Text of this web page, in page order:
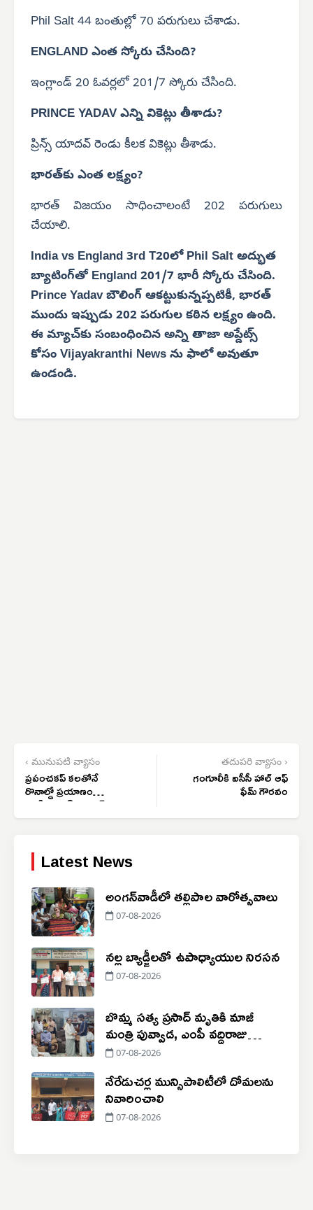
Phil Salt 44 బంతుల్లో 70 పరుగులు చేశాడు.
ENGLAND ఎంత స్కోరు చేసింది?
ఇంగ్లాండ్ 20 ఓవర్లలో 201/7 స్కోరు చేసింది.
PRINCE YADAV ఎన్ని వికెట్లు తీశాడు?
ప్రిన్స్ యాదవ్ రెండు కీలక వికెట్లు తీశాడు.
భారత్‌కు ఎంత లక్ష్యం?
భారత్ విజయం సాధించాలంటే 202 పరుగులు
చేయాలి.
India vs England 3rd T20లో Phil Salt అద్భుత
బ్యాటింగ్‌తో England 201/7 భారీ స్కోరు చేసింది.
Prince Yadav బౌలింగ్ ఆకట్టుకున్నప్పటికీ, భారత్
ముందు ఇప్పుడు 202 పరుగుల కఠిన లక్ష్యం ఉంది.
ఈ మ్యాచ్‌కు సంబంధించిన అన్ని తాజా అప్డేట్స్
కోసం Vijayakranthi News ను ఫాలో అవుతూ
ఉండండి.
‹ మునుపటి వ్యాసం
ప్రపంచకప్ కలతోనే
రొనాల్డో ప్రయాణం
ముగిసిందా? స్పెయిన్
చేతిలో పోర్చుగల్ ఓటమి
తదుపరి వ్యాసం ›
గంగూలీకి ఐసీసీ హాల్ ఆఫ్
ఫేమ్ గౌరవం
Latest News
అంగన్‌వాడీలో తల్లిపాల వారోత్సవాలు
07-08-2026
నల్ల బ్యాడ్జీలతో ఉపాధ్యాయుల నిరసన
07-08-2026
బొమ్మ సత్య ప్రసాద్ మృతికి మాజీ
మంత్రి పువ్వాడ, ఎంపీ వద్దిరాజు
సంతాపం
07-08-2026
నేరేడుచర్ల మున్సిపాలిటీలో దోమలను
నివారించాలి
07-08-2026